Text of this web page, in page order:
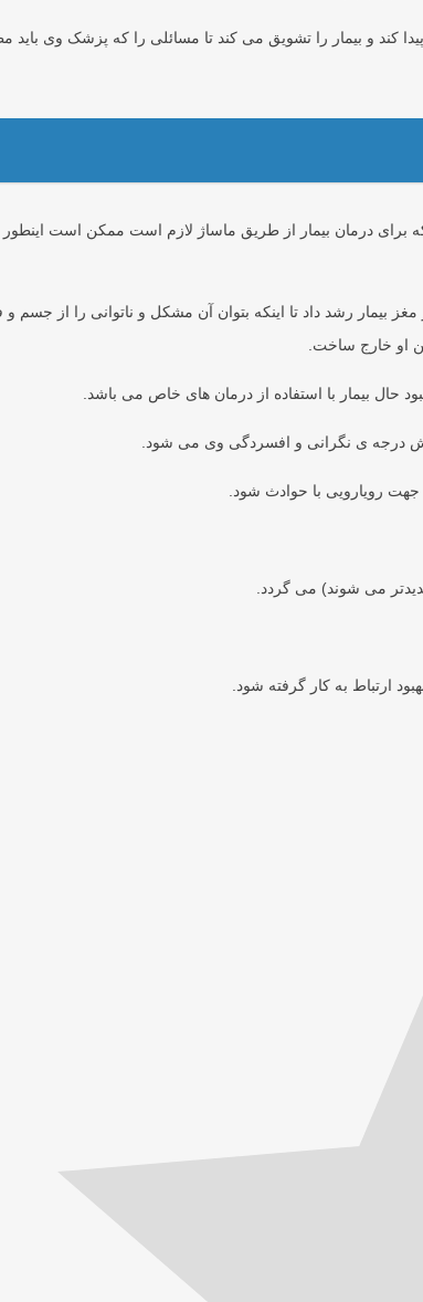
پیدا کند و بیمار را تشویق می کند تا مسائلی را که پزشک وی باید
برای درمان بیمار از طریق ماساژ لازم است ممکن است اینطور
بیمار رشد داد تا اینکه بتوان آن مشکل و ناتوانی را از جسم و
او خارج ساخت.
حال بیمار با استفاده از درمان های خاص می باشد.
درجه ی نگرانی و افسردگی وی می شود.
جهت رویارویی با حوادث شود.
می شوند) می گردد.
ارتباط به کار گرفته شود.